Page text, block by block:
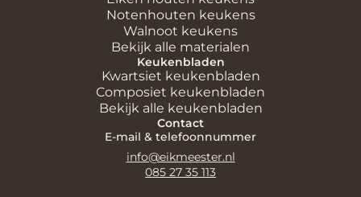
Notenhouten keukens
Walnoot keukens
Bekijk alle materialen
Keukenbladen
Kwartsiet keukenbladen
Composiet keukenbladen
Bekijk alle keukenbladen
Contact
E-mail & telefoonnummer
info@eikmeester.nl
085 27 35 113